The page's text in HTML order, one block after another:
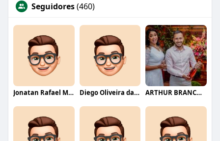
Seguidores(460)
Jonatan Rafael Mello Diego Oliveira da Motta ARTHUR BRANCO FERNANDES